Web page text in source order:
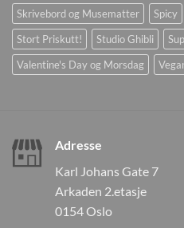
Skrivebord og Musematter
Spicy
Stort Priskutt!
Studio Ghibli
Valentine's Day og Morsdag
Adresse
Karl Johans Gate 7
Arkaden 2.etasje
0154 Oslo